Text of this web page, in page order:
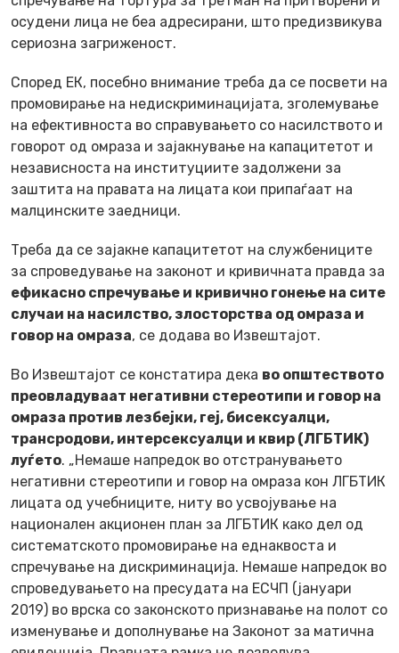
осудени лица не беа адресирани, што предизвикува
сериозна загриженост.
Според ЕК, посебно внимание треба да се посвети на
промовирање на недискриминацијата, зголемување
на ефективноста во справувањето со насилството и
говорот од омраза и зајакнување на капацитетот и
независноста на институциите задолжени за
заштита на правата на лицата кои припаѓаат на
малцинските заедници.
Треба да се зајакне капацитетот на службениците
за спроведување на законот и кривичната правда за
ефикасно спречување и кривично гонење на сите
случаи на насилство, злосторства од омраза и
говор на омраза, се додава во Извештајот.
Во Извештајот се констатира дека во општеството
преовладуваат негативни стереотипи и говор на
омраза против лезбејки, геј, бисексуалци,
трансродови, интерсексуалци и квир (ЛГБТИК)
луѓето. „Немаше напредок во отстранувањето
негативни стереотипи и говор на омраза кон ЛГБТИК
лицата од учебниците, ниту во усвојување на
национален акционен план за ЛГБТИК како дел од
систематското промовирање на еднаквоста и
спречување на дискриминација. Немаше напредок во
спроведувањето на пресудата на ЕСЧП (јануари
2019) во врска со законското признавање на полот со
изменување и дополнување на Законот за матична